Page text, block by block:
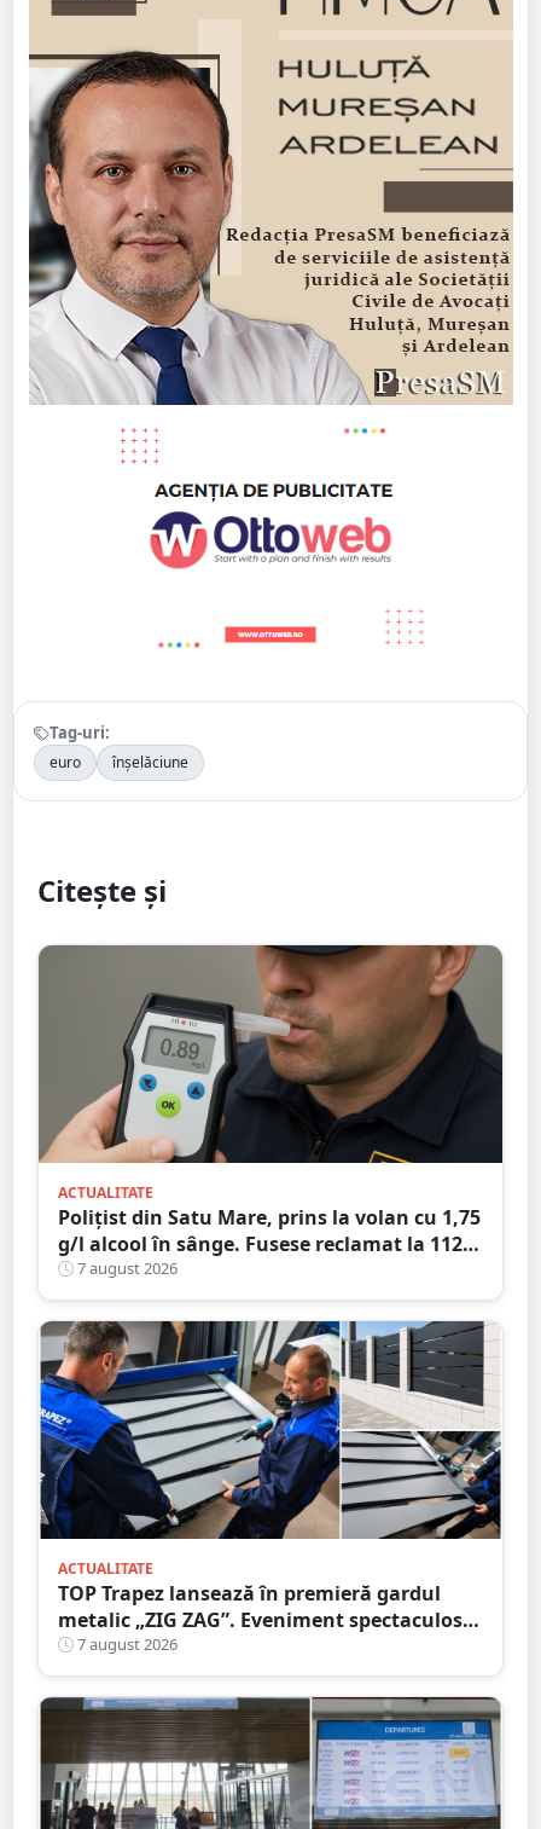
Tag-uri:
euro înșelăciune
Citește și
ACTUALITATE
Polițist din Satu Mare, prins la volan cu 1,75
g/l alcool în sânge. Fusese reclamat la 112
că circula pe contrasens
7 august 2026
ACTUALITATE
TOP Trapez lansează în premieră gardul
metalic „ZIG ZAG”. Eveniment spectaculos
în Grădina Romei
7 august 2026